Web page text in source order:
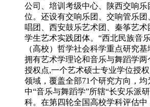
公司、培训考级中心、陕西交响
位。还设有交响乐团、交响管乐
唱团、西安鼓乐艺术团、秦筝艺
学生艺术实践团体。“西北民族音
（高校）哲学社会科学重点研究
拥有艺术学理论和音乐与舞蹈学
授权点,一个艺术硕士专业学位授
领域，覆盖全部71个研究方向，
中“音乐与舞蹈学”所辖“长安乐派
科。在第四轮全国高校学科评估